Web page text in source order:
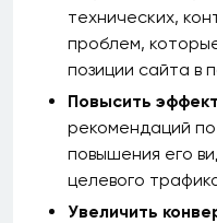
технических,
проблем,
позиции сайта в
Повысить
рекомендаций
повышения его
целевого
Увеличить